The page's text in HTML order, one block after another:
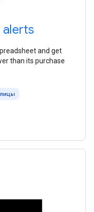
and get
than its purchase